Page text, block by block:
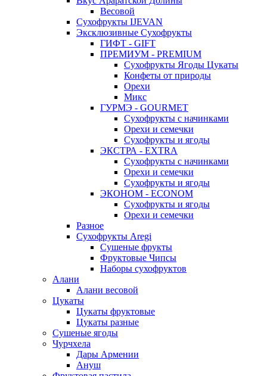
Весовой
Сухофрукты IJEVAN
Эксклюзивные Сухофрукты
ГИФТ - GIFT
ПРЕМИУМ - PREMIUM
Сухофрукты Ягоды Цукаты
Конфеты от природы
Орехи
Микс
ГУРМЭ - GOURMET
Сухофрукты с начинками
Орехи и семечки
Сухофрукты и ягоды
ЭКСТРА - EXTRA
Сухофрукты с начинками
Орехи и семечки
Сухофрукты и ягоды
ЭКОНОМ - ECONOM
Сухофрукты и ягоды
Орехи и семечки
Разное
Сухофрукты Aregi
Сушеные фрукты
Фруктовые Чипсы
Наборы сухофруктов
Алани
Алани весовой
Цукаты
Цукаты фруктовые
Цукаты разные
Сушеные ягоды
Чурчхела
Дары Армении
Ануш